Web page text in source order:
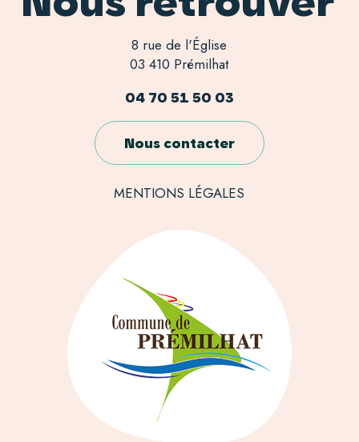
8 rue de l'Église
03 410 Prémilhat
04 70 51 50 03
Nous contacter
MENTIONS LÉGALES